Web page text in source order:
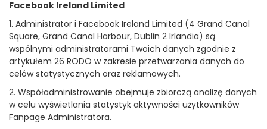
Facebook Ireland Limited
1. Administrator i Facebook Ireland Limited (4 Grand Canal
Square, Grand Canal Harbour, Dublin 2 Irlandia) są
wspólnymi administratorami Twoich danych zgodnie z
artykułem 26 RODO w zakresie przetwarzania danych do
celów statystycznych oraz reklamowych.
2. Współadministrowanie obejmuje zbiorczą analizę danych
w celu wyświetlania statystyk aktywności użytkowników
Fanpage Administratora.